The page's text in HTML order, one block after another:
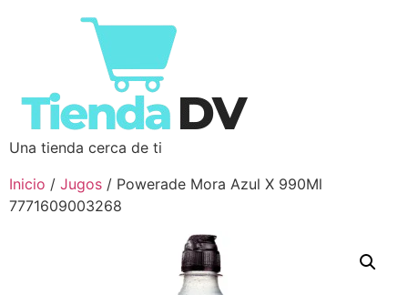
Una tienda cerca de ti
Inicio / Jugos / Powerade Mora Azul X 990Ml
7771609003268